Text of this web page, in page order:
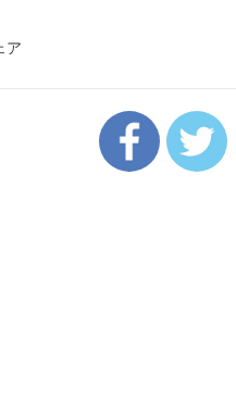
ア